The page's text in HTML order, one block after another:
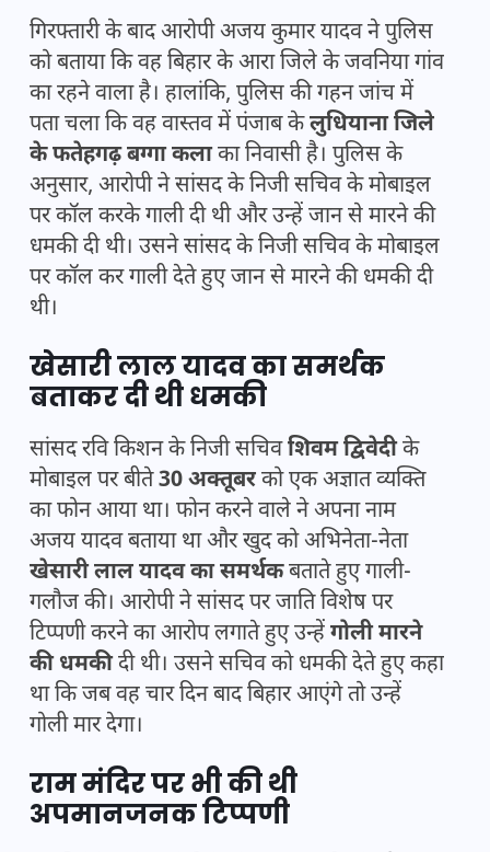
गिरफ्तारी के बाद आरोपी अजय कुमार यादव ने पुलिस
को बताया कि वह बिहार के आरा जिले के जवनिया गांव
का रहने वाला है। हालांकि, पुलिस की गहन जांच में
पता चला कि वह वास्तव में पंजाब केलुधियाना जिले
के फतेहगढ़ बग्गा कलाका निवासी है। पुलिस के
अनुसार, आरोपी ने सांसद के निजी सचिव के मोबाइल
पर कॉल करके गाली दी थी और उन्हें जान से मारने की
धमकी दी थी। उसने सांसद के निजी सचिव के मोबाइल
पर कॉल कर गाली देते हुए जान से मारने की धमकी दी
थी।
खेसारी लाल यादव का समर्थक
बताकर दी थी धमकी
सांसद रवि किशन के निजी सचिवशिवम द्विवेदीके
मोबाइल पर बीते30 अक्तूबरको एक अज्ञात व्यक्ति
का फोन आया था। फोन करने वाले ने अपना नाम
अजय यादव बताया था और खुद को अभिनेता-नेता
खेसारी लाल यादव का समर्थकबताते हुए गाली-
गलौज की। आरोपी ने सांसद पर जाति विशेष पर
टिप्पणी करने का आरोप लगाते हुए उन्हेंगोली मारने
की धमकीदी थी। उसने सचिव को धमकी देते हुए कहा
था कि जब वह चार दिन बाद बिहार आएंगे तो उन्हें
गोली मार देगा।
राम मंदिर पर भी की थी
अपमानजनक टिप्पणी